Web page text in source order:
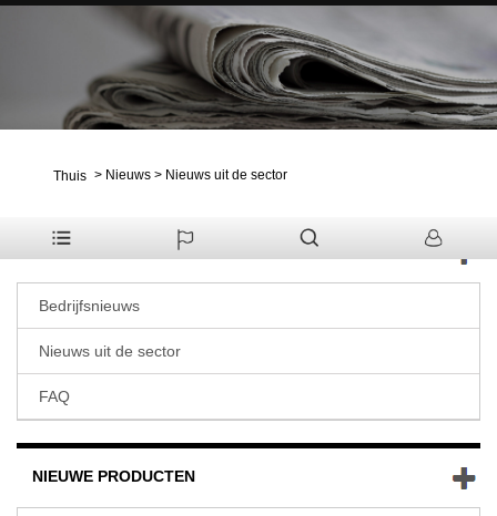
Thuis > Nieuws > Nieuws uit de sector
Bedrijfsnieuws
Nieuws uit de sector
FAQ
NIEUWE PRODUCTEN